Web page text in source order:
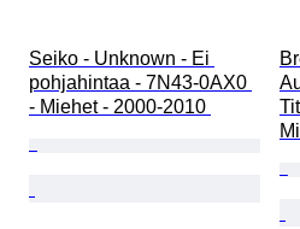
Seiko - Unknown - Ei
pohjahintaa - 7N43-0AX0
- Miehet - 2000-2010